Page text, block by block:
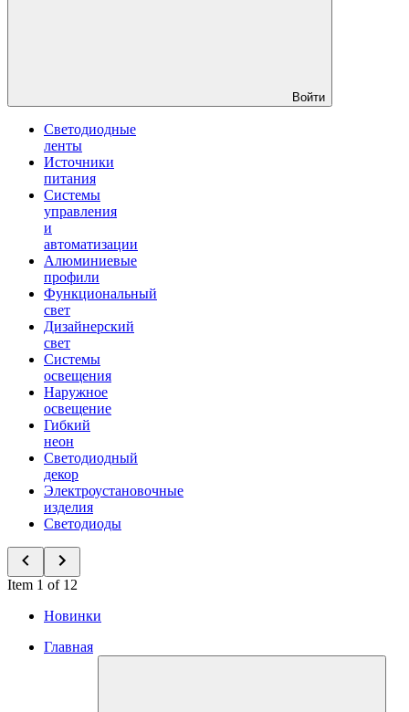
Войти
Светодиодные
ленты
Источники
питания
Системы
управления
и
автоматизации
Алюминиевые
профили
Функциональный
свет
Дизайнерский
свет
Системы
освещения
Наружное
освещение
Гибкий
неон
Светодиодный
декор
Электроустановочные
изделия
Светодиоды
Item 1 of 12
Новинки
Главная